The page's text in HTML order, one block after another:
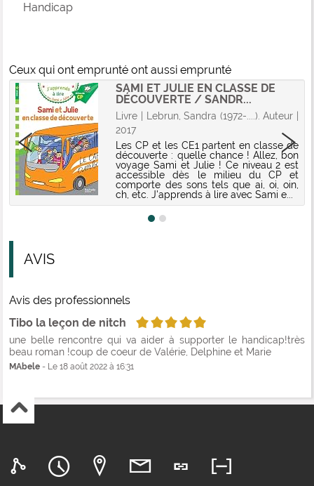
Handicap
Ceux qui ont emprunté ont aussi emprunté
SAMI ET JULIE EN CLASSE DE
DÉCOUVERTE / SANDR...
Livre | Lebrun, Sandra (1972-....). Auteur |
2017
Les CP et les CE1 partent en classe de
découverte : quelle chance ! Allez, bon
voyage Sami et Julie ! Ce niveau 2 est
accessible dès le milieu du CP et
comporte des sons tels que ai, oi, oin,
ch, etc. J'apprends à lire avec Sami e...
AVIS
Avis des professionnels
Tibo la leçon de nitch
5/5
une belle rencontre qui va aider à supporter le handicap!très
beau roman !coup de coeur de Valérie, Delphine et Marie
MAbele - Le 18 août 2022 à 16:31